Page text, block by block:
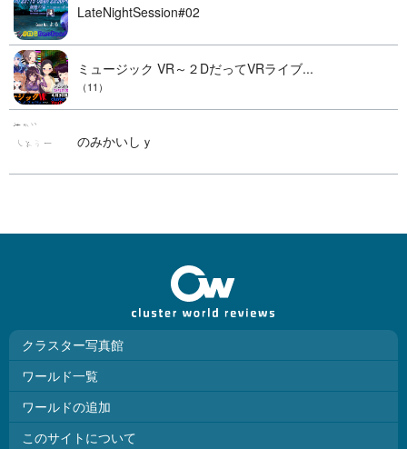
LateNightSession#02
ミュージック VR～２DだってVRライブ...
（11）
のみかいしｙ
クラスター写真館
ワールド一覧
ワールドの追加
このサイトについて